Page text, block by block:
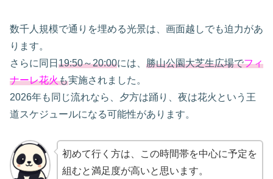
数千人規模で通りを埋める光景は、画面越しでも迫力があ
ります。
さらに同日 19:50～20:00には、 勝山公園大芝生広場でフィ
ナーレ花火も実施されました。
2026年も同じ流れなら、夕方は踊り、夜は花火という王
道スケジュールになる可能性があります。
初めて行く方は、この時間帯を中心に予定を
組むと満足度が高いと思います。